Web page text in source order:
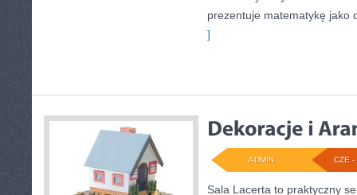
prezentuje matematykę jako
]
CZE -
ADMIN
Sala Lacerta to praktyczny